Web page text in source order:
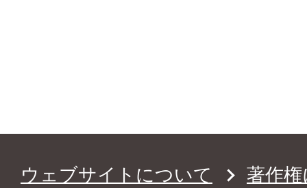
ウェブサイトについて
著作